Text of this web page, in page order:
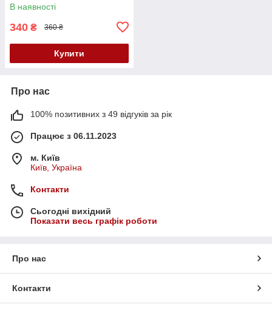
В наявності
340 ₴ 360 ₴
Купити
Про нас
100% позитивних з 49 відгуків за рік
Працює з 06.11.2023
м. Київ
Київ, Україна
Контакти
Сьогодні вихідний
Показати весь графік роботи
Про нас
Контакти